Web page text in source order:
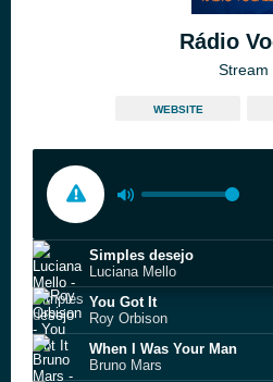
Rádio
Stream
WEBSITE
Simples desejo
Luciana Mello
You Got It
Roy Orbison
When I Was Your Man
Bruno Mars